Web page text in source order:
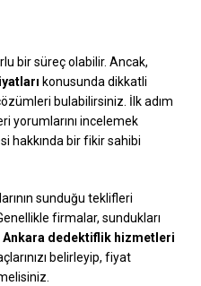
bir süreç olabilir. Ancak,
konusunda dikkatli
bulabilirsiniz. İlk adım
yorumlarını incelemek
hakkında bir fikir sahibi
sunduğu teklifleri
firmalar, sundukları
Ankara dedektiflik hizmetleri
belirleyip, fiyat